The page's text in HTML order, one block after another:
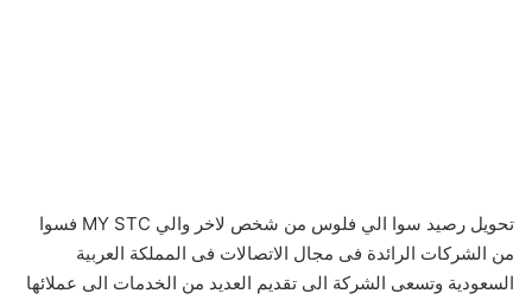
تحويل رصيد سوا الي فلوس من شخص لاخر والي MY STC فسوا
من الشركات الرائدة فى مجال الاتصالات فى المملكة العربية
السعودية وتسعى الشركة الى تقديم العديد من الخدمات الى عملائها